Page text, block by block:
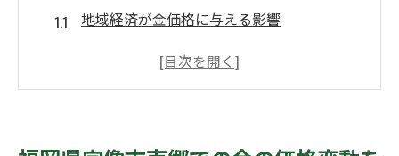
地域経済が金価格に与える影響
地元企業の動向と金相場の関連性